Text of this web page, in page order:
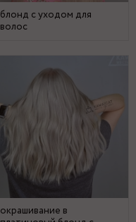
блонд с уходом для
волос
окрашивание в